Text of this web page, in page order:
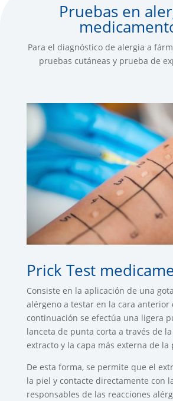
Pruebas en
Para el diagnóstico de alergia a
pruebas cutáneas y prueba de
Prick Test
Consiste en la aplicación de una
alérgeno a testar en la cara anterior
continuación se efectúa una ligera
lanceta de punta corta a través de
extracto y la capa más externa de la
De esta forma, se permite que el
la piel y contacte directamente con
responsables de las reacciones